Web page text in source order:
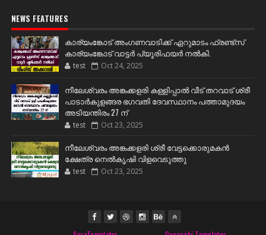
NEWS FEATURES
കാര്യംങ്കോട് അംഗണവാടിക്ക് ഏറുമാടം ഫ്രണ്ട്സ്
കാര്യംങ്കോട് വാട്ടർ പ്യൂരിഫയർ നൽകി.
test Oct 24, 2025
നീലേശ്വരം അങ്കക്കളരി കള്ളിപ്പാൽ വീട് തറവാട് ശ്രീ
പാടാർകുളങ്ങര ഭഗവതി ദേവസ്ഥാനം പത്താമുദയം
അടിയന്തിരം 27 ന്
test Oct 23, 2025
നീലേശ്വരം അങ്കക്കളരി ശ്രീ വേട്ടക്കൊരുമകൻ
ക്ഷേത്ര നെൽകൃഷി വിളവെടുത്തു
test Oct 23, 2025